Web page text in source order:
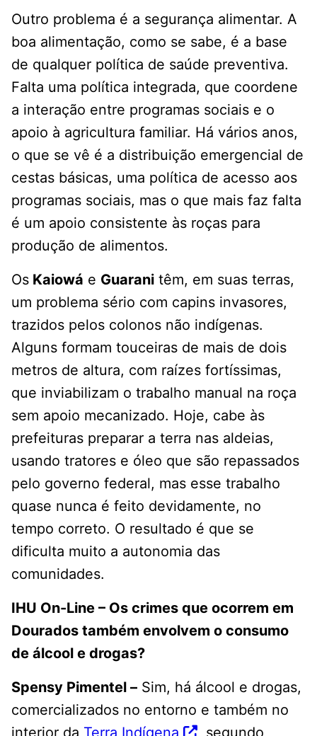
Outro problema é a segurança alimentar. A
boa alimentação, como se sabe, é a base
de qualquer política de saúde preventiva.
Falta uma política integrada, que coordene
a interação entre programas sociais e o
apoio à agricultura familiar. Há vários anos,
o que se vê é a distribuição emergencial de
cestas básicas, uma política de acesso aos
programas sociais, mas o que mais faz falta
é um apoio consistente às roças para
produção de alimentos.
Os Kaiowá e Guarani têm, em suas terras,
um problema sério com capins invasores,
trazidos pelos colonos não indígenas.
Alguns formam touceiras de mais de dois
metros de altura, com raízes fortíssimas,
que inviabilizam o trabalho manual na roça
sem apoio mecanizado. Hoje, cabe às
prefeituras preparar a terra nas aldeias,
usando tratores e óleo que são repassados
pelo governo federal, mas esse trabalho
quase nunca é feito devidamente, no
tempo correto. O resultado é que se
dificulta muito a autonomia das
comunidades.
IHU On-Line – Os crimes que ocorrem em
Dourados também envolvem o consumo
de álcool e drogas?
Spensy Pimentel – Sim, há álcool e drogas,
comercializados no entorno e também no
interior da Terra Indígena , segundo